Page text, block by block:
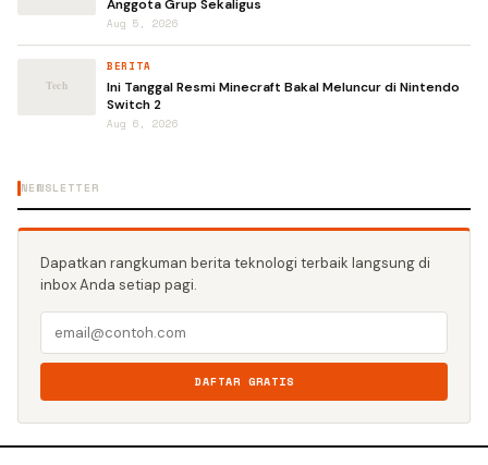
Anggota Grup Sekaligus
Aug 5, 2026
BERITA
Ini Tanggal Resmi Minecraft Bakal Meluncur di Nintendo
Switch 2
Aug 6, 2026
NEWSLETTER
Dapatkan rangkuman berita teknologi terbaik langsung di
inbox Anda setiap pagi.
DAFTAR GRATIS